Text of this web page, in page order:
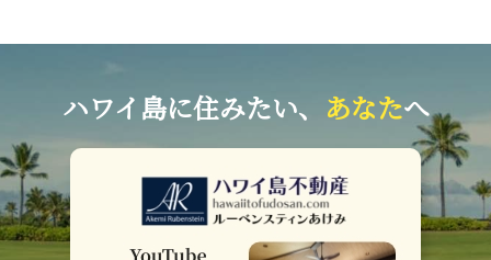
ハワイ島に住みたい、 あなたへ